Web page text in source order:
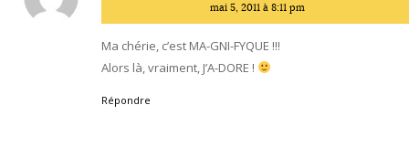
mai 5, 2011 à 8:11 pm
Ma chérie, c’est MA-GNI-FYQUE !!!
Alors là, vraiment, J’A-DORE !
Répondre